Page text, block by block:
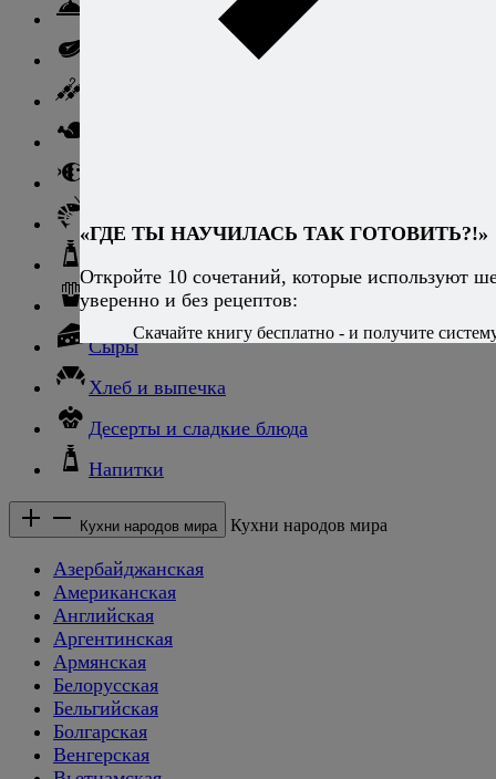
Морепродукты
Соусы и блюда с ними
Гарниры
Сыры
Хлеб и выпечка
Десерты и сладкие блюда
Напитки
Кухни народов мира Кухни народов мира
Азербайджанская
Американская
Английская
Аргентинская
Армянская
Белорусская
Бельгийская
Болгарская
Венгерская
«ГДЕ ТЫ НАУЧИЛАСЬ ТАК ГОТОВИТЬ?!»
Откройте 10 сочетаний, которые используют
уверенно и без рецептов:
Скачайте книгу бесплатно - и получите